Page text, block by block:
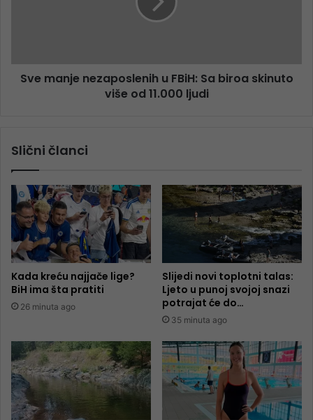
Sve manje nezaposlenih u FBiH: Sa biroa skinuto
više od 11.000 ljudi
Slični članci
Kada kreću najjače lige?
BiH ima šta pratiti
26 minuta ago
Slijedi novi toplotni talas:
Ljeto u punoj svojoj snazi
potrajat će do…
35 minuta ago